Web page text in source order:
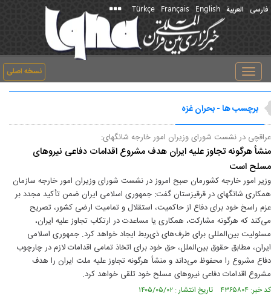
فارسی العربیة English
Français
Türkçe
نسخه اصلی
Toggle
navigation
برچسب ها - بحران غزه
عراقچی در نشست شورای وزیران امور خارجه شانگهای:
منشأ هرگونه تجاوز علیه ایران هدف مشروع اقدامات دفاعی نیروهای
مسلح است
وزیر امور خارجه کشورمان صبح امروز در نشست شورای وزیران امور خارجه سازمان
همکاری شانگهای در قرقیزستان گفت: جمهوری اسلامی ایران ضمن تأکید مجدد بر
عزم راسخ خود برای دفاع از حاکمیت، استقلال و تمامیت ارضی کشور، تصریح
می‌کند که هرگونه مشارکت، همکاری یا مساعدت در ارتکاب تجاوز علیه ایران،
مسئولیت بین‌المللی برای طرف‌های ذی‌ربط ایجاد خواهد کرد. جمهوری اسلامی
ایران، مطابق حقوق بین‌الملل، حق خود برای اتخاذ تمامی اقدامات لازم در چارچوب
دفاع مشروع را محفوظ می‌داند و منشأ هرگونه تجاوز علیه ملت ایران را هدف
مشروع اقدامات دفاعی نیروهای مسلح خود تلقی خواهد کرد.
کد خبر: ۴۳۶۵۸۰۴ تاریخ انتشار : ۱۴۰۵/۰۵/۰۲